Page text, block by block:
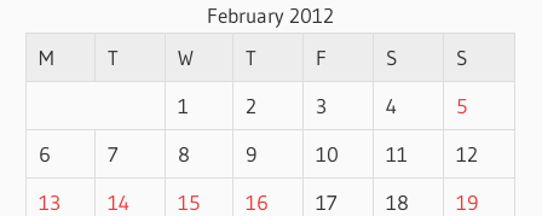
February 2012
M
T W T F S
S
1
2 3 4
5
6
7 8 9 10 11
12
13
14 15 16 17 18
19